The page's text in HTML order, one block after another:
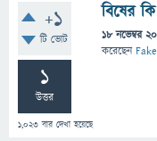
+1
টি ভোট
1
উত্তর
1,023 বার দেখা হয়েছে
বিষের
18 নভেম্বর
করেছেন